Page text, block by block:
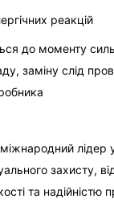
реакцій
до моменту
заміну слід
лідер
захисту,
та надійністю